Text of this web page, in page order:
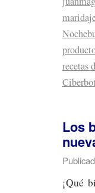
recetas
Los
¡Qué